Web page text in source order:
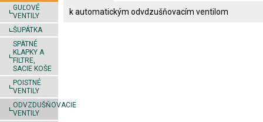
GUĽOVÉ
VENTILY
ŠUPÁTKA
SPÄTNÉ
KLAPKY A
FILTRE,
SACIE KOŠE
POISTNÉ
VENTILY
ODVZDUŠŇOVACIE
VENTILY
k automatickým odvdzušňovacím ventilom